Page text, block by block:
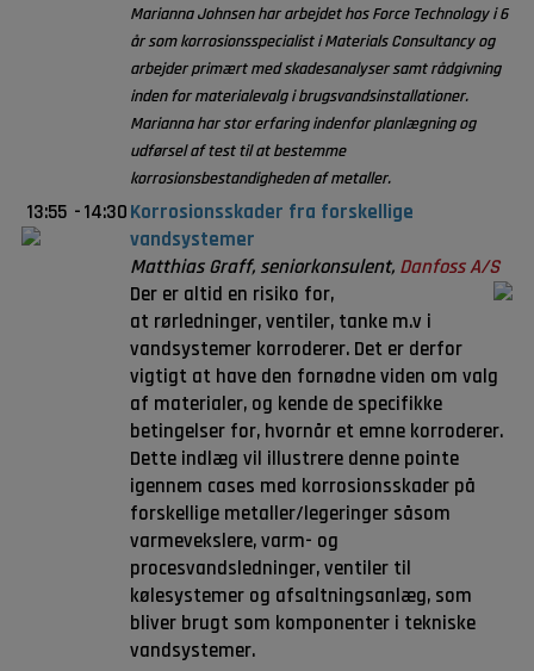
Marianna Johnsen har arbejdet hos Force Technology i 6
år som korrosionsspecialist i Materials Consultancy og
arbejder primært med skadesanalyser samt rådgivning
inden for materialevalg i brugsvandsinstallationer.
Marianna har stor erfaring indenfor planlægning og
udførsel af test til at bestemme
korrosionsbestandigheden af metaller.
13:55 -14:30Korrosionsskader fra forskellige
vandsystemer
Matthias Graff, seniorkonsulent, Danfoss A/S
Der er altid en risiko for,
at rørledninger, ventiler, tanke m.v i
vandsystemer korroderer. Det er derfor
vigtigt at have den fornødne viden om valg
af materialer, og kende de specifikke
betingelser for, hvornår et emne korroderer.
Dette indlæg vil illustrere denne pointe
igennem cases med korrosionsskader på
forskellige metaller/legeringer såsom
varmevekslere, varm- og
procesvandsledninger, ventiler til
kølesystemer og afsaltningsanlæg, som
bliver brugt som komponenter i tekniske
vandsystemer.